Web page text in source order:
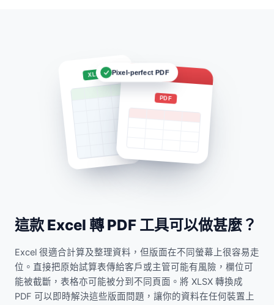
Pixel-perfect PDF
XLSX Report.pdf
PDF
這款 Excel 轉 PDF 工具可以做甚麼？
Excel 很適合計算及整理資料，但版面在不同螢幕上很容易走
位。直接把原始試算表傳給客戶或主管可能有風險，欄位可
能被截斷，表格亦可能被分到不同頁面。將 XLSX 轉換成
PDF 可以即時解決這些版面問題，讓你的資料在任何裝置上